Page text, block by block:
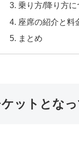
乗り方/降り方に
座席の紹介と料
まとめ
ットとな